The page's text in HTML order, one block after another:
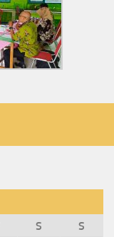
S
S